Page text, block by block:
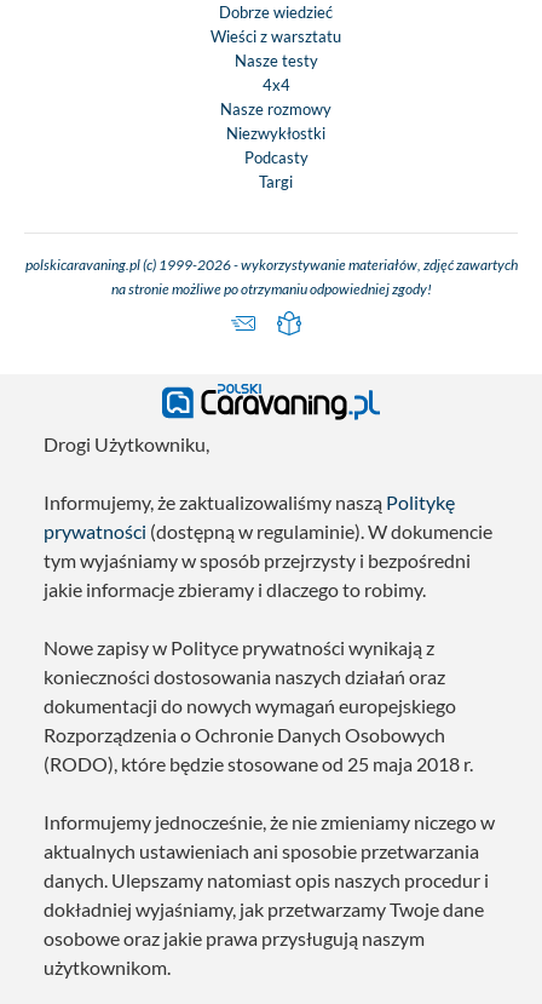
Dobrze wiedzieć
Wieści z warsztatu
Nasze testy
4x4
Nasze rozmowy
Niezwykłostki
Podcasty
Targi
polskicaravaning.pl (c) 1999-2026 - wykorzystywanie materiałów, zdjęć zawartych
na stronie możliwe po otrzymaniu odpowiedniej zgody!
Drogi Użytkowniku,
Informujemy, że zaktualizowaliśmy naszą Politykę
prywatności (dostępną w regulaminie). W dokumencie
tym wyjaśniamy w sposób przejrzysty i bezpośredni
jakie informacje zbieramy i dlaczego to robimy.
Nowe zapisy w Polityce prywatności wynikają z
konieczności dostosowania naszych działań oraz
dokumentacji do nowych wymagań europejskiego
Rozporządzenia o Ochronie Danych Osobowych
(RODO), które będzie stosowane od 25 maja 2018 r.
Informujemy jednocześnie, że nie zmieniamy niczego w
aktualnych ustawieniach ani sposobie przetwarzania
danych. Ulepszamy natomiast opis naszych procedur i
dokładniej wyjaśniamy, jak przetwarzamy Twoje dane
osobowe oraz jakie prawa przysługują naszym
użytkownikom.